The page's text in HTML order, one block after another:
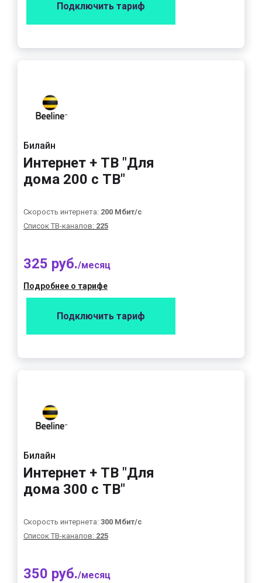
Подключить тариф
Билайн
Интернет + ТВ "Для
дома 200 с ТВ"
Скорость интернета: 200 Мбит/с
Список ТВ-каналов: 225
325 руб./месяц
Подробнее о тарифе
Подключить тариф
Билайн
Интернет + ТВ "Для
дома 300 с ТВ"
Скорость интернета: 300 Мбит/с
Список ТВ-каналов: 225
350 руб./месяц